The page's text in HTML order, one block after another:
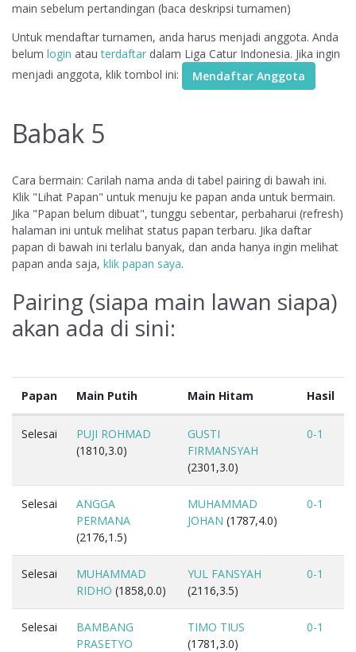
main sebelum pertandingan (baca deskripsi turnamen)
Untuk mendaftar turnamen, anda harus menjadi anggota. Anda
belum login atauterdaftar dalam Liga Catur Indonesia. Jika ingin
menjadi anggota, klik tombol ini:
Babak 5
Cara bermain: Carilah nama anda di tabel pairing di bawah ini.
Klik "Lihat Papan" untuk menuju ke papan anda untuk bermain.
Jika "Papan belum dibuat", tunggu sebentar, perbaharui (refresh)
halaman ini untuk melihat status papan terbaru. Jika daftar
papan di bawah ini terlalu banyak, dan anda hanya ingin melihat
papan anda saja, klik papan saya.
Pairing (siapa main lawan siapa)
akan ada di sini:
Papan Main Putih Main Hitam Hasil
Selesai
PUJI ROHMAD
(1810,3.0)
GUSTI
FIRMANSYAH
(2301,3.0)
0-1
Selesai
ANGGA
PERMANA
(2176,1.5)
MUHAMMAD
JOHAN (1787,4.0)
0-1
Selesai
MUHAMMAD
RIDHO (1858,0.0)
YUL FANSYAH
(2116,3.5)
0-1
Selesai
BAMBANG
PRASETYO
TIMO TIUS
(1781,3.0)
0-1